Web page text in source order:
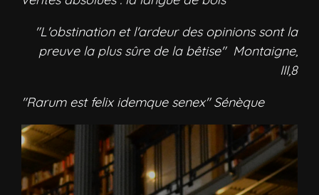
"L'obstination et l'ardeur des opinions sont la
preuve la plus sûre de la bêtise" Montaigne,
III,8
"Rarum est felix idemque senex" Sénèque